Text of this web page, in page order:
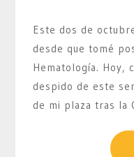
Este dos de
desde que tomé
Hematología. Hoy,
despido de este
de mi plaza tras la